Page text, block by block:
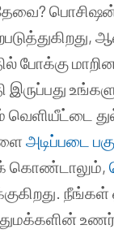
போக்கு
அடிப்படை
கொண்டாலும்,